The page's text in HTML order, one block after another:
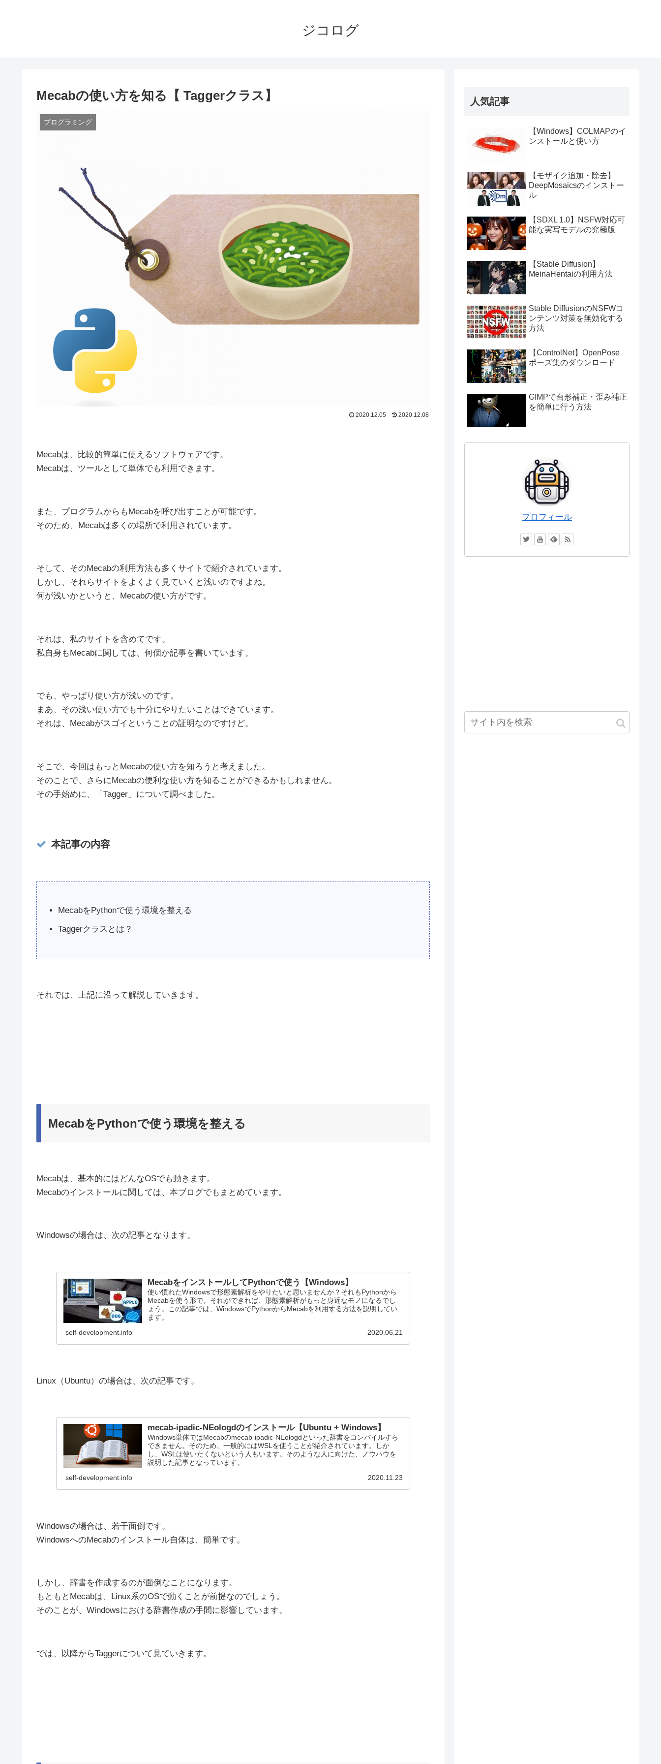
ジコログ
Mecabの使い方を知る【 Taggerクラス】
プログラミング
2020.12.08
2020.12.05
Mecabは、比較的簡単に使えるソフトウェアです。
Mecabは、ツールとして単体でも利用できます。
また、プログラムからもMecabを呼び出すことが可能です。
そのため、Mecabは多くの場所で利用されています。
そして、そのMecabの利用方法も多くサイトで紹介されています。
しかし、それらサイトをよくよく見ていくと浅いのですよね。
何が浅いかというと、Mecabの使い方がです。
それは、私のサイトを含めてです。
私自身もMecabに関しては、何個か記事を書いています。
でも、やっぱり使い方が浅いのです。
まあ、その浅い使い方でも十分にやりたいことはできています。
それは、Mecabがスゴイということの証明なのですけど。
そこで、今回はもっとMecabの使い方を知ろうと考えました。
そのことで、さらにMecabの便利な使い方を知ることができるかもしれません。
その手始めに、「Tagger」について調べました。
本記事の内容
MecabをPythonで使う環境を整える
Taggerクラスとは？
それでは、上記に沿って解説していきます。
MecabをPythonで使う環境を整える
Mecabは、基本的にはどんなOSでも動きます。
Mecabのインストールに関しては、本ブログでもまとめています。
Windowsの場合は、次の記事となります。
MecabをインストールしてPythonで使う【Windows】
使い慣れたWindowsで形態素解析をやりたいと思いませんか？それもPythonから
Mecabを使う形で。それができれば、形態素解析がもっと身近なモノになるでし
ょう。この記事では、WindowsでPythonからMecabを利用する方法を説明してい
ます。
self-development.info 2020.06.21
Linux（Ubuntu）の場合は、次の記事です。
mecab-ipadic-NEologdのインストール【Ubuntu + Windows】
Windows単体ではMecabのmecab-ipadic-NEologdといった辞書をコンパイルすら
できません。そのため、一般的にはWSLを使うことが紹介されています。しか
し、WSLは使いたくないという人もいます。そのような人に向けた、ノウハウを
説明した記事となっています。
self-development.info 2020.11.23
Windowsの場合は、若干面倒です。
WindowsへのMecabのインストール自体は、簡単です。
しかし、辞書を作成するのが面倒なことになります。
もともとMecabは、Linux系のOSで動くことが前提なのでしょう。
そのことが、Windowsにおける辞書作成の手間に影響しています。
では、以降からTaggerについて見ていきます。
人気記事
【Windows】COLMAPのイ
ンストールと使い方
【モザイク追加・除去】
DeepMosaicsのインストー
ル
【SDXL 1.0】NSFW対応可
能な実写モデルの究極版
【Stable Diffusion】
MeinaHentaiの利用方法
Stable DiffusionのNSFWコ
ンテンツ対策を無効化する
方法
【ControlNet】OpenPose
ポーズ集のダウンロード
GIMPで台形補正・歪み補正
を簡単に行う方法
プロフィール